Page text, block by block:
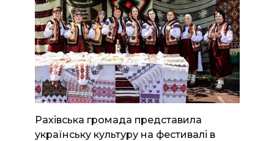
Рахівська громада представила
українську культуру на фестивалі в